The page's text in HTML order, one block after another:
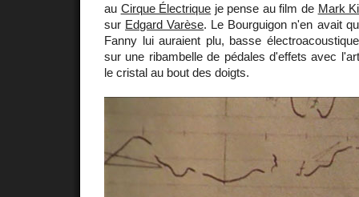
au Cirque Électrique je pense au film de Mark
sur Edgard Varèse. Le Bourguigon n'en avait
Fanny lui auraient plu, basse
sur une ribambelle de pédales d'effets avec
le cristal au bout des doigts.